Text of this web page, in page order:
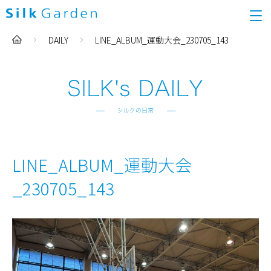
DAILY LINE_ALBUM_運動大会_230705_143
LINE_ALBUM_運動大会
_230705_143